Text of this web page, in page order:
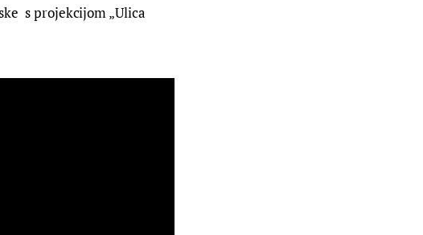
s projekcijom „Ulica